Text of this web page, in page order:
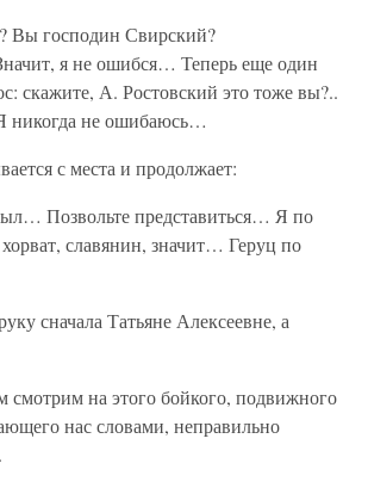
господин Свирский?
я не ошибся… Теперь еще один
скажите, А. Ростовский это тоже вы?..
никогда не ошибаюсь…
с места и продолжает:
Позвольте представиться… Я по
славянин, значит… Геруц по
сначала Татьяне Алексеевне, а
на этого бойкого, подвижного
нас словами, неправильно